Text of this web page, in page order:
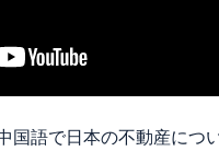
国語で日本の不動産に